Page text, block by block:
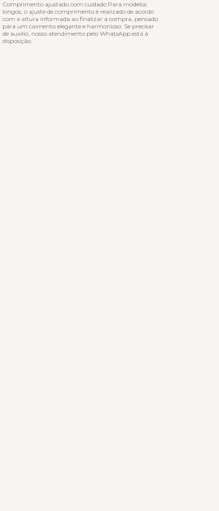
Comprimento ajustado com cuidado Para modelos
longos, o ajuste de comprimento é realizado de acordo
com a altura informada ao finalizar a compra, pensado
para um caimento elegante e harmonioso. Se precisar
de auxílio, nosso atendimento pelo WhatsApp está à
disposição.